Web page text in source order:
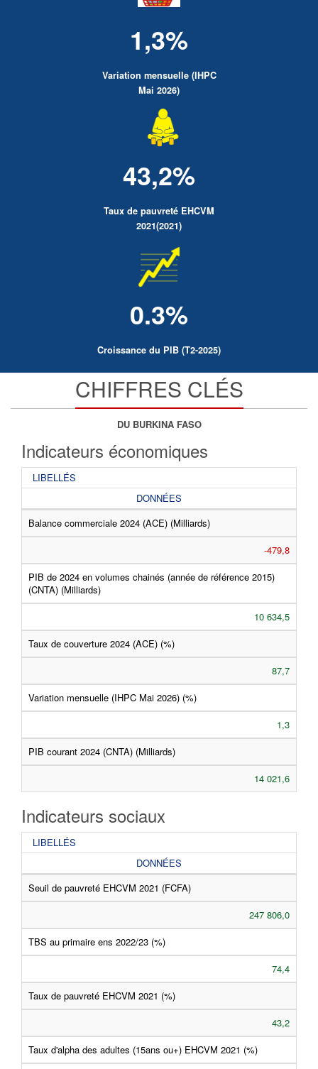
1,3%
Variation mensuelle (IHPC
Mai 2026)
43,2%
Taux de pauvreté EHCVM
2021(2021)
0.3%
Croissance du PIB (T2-2025)
CHIFFRES CLÉS
DU BURKINA FASO
Indicateurs économiques
LIBELLÉS
DONNÉES
Balance commerciale 2024 (ACE) (Milliards)
-479,8
PIB de 2024 en volumes chainés (année de référence 2015)
(CNTA) (Milliards)
10 634,5
Taux de couverture 2024 (ACE) (%)
87,7
Variation mensuelle (IHPC Mai 2026) (%)
1,3
PIB courant 2024 (CNTA) (Milliards)
14 021,6
Indicateurs sociaux
LIBELLÉS
DONNÉES
Seuil de pauvreté EHCVM 2021 (FCFA)
247 806,0
TBS au primaire ens 2022/23 (%)
74,4
Taux de pauvreté EHCVM 2021 (%)
43,2
Taux d'alpha des adultes (15ans ou+) EHCVM 2021 (%)